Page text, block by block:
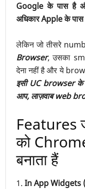
Google के पास है
अधिकार Apple के पास
लेकिन जो तीसरे
Browser, उसका
देना नहीं है और ये
इसी UC browser के
आप, लाज़वाब web
Features
को
बनाता हैं
1. In App Widgets